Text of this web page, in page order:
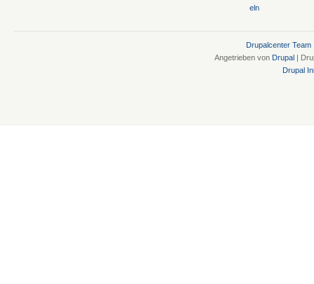
eln
Drupalcenter Team
Angetrieben von Drupal |
Drupal